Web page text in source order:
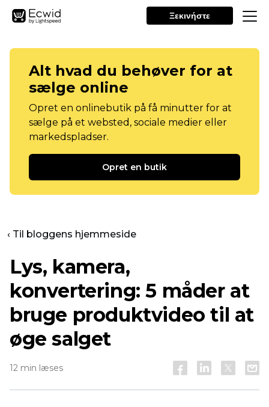
Ξεκινήστε
Alt hvad du behøver for at
sælge online
Opret en onlinebutik på få minutter for at
sælge på et websted, sociale medier eller
markedspladser.
Opret en butik
‹ Til bloggens hjemmeside
Lys, kamera,
konvertering: 5 måder at
bruge produktvideo til at
øge salget
12 min læses